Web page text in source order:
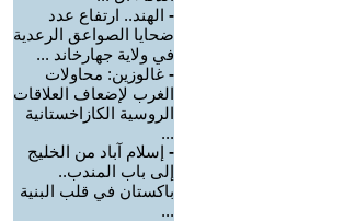
- الهند.. ارتفاع عدد
ضحايا الصواعق الرعدية
في ولاية جهارخاند ...
- غالوزين: محاولات
الغرب لإضعاف العلاقات
الروسية الكازاخستانية
...
- إسلام آباد من الخليج
إلى باب المندب..
باكستان في قلب البنية
...